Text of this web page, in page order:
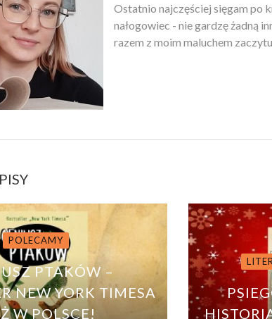
Ostatnio najczęściej sięgam po
nałogowiec - nie gardzę żadną
razem z moim maluchem
POLECAMY
PTAKÓW –
NEW YORK TIMESA
W POLSCE!